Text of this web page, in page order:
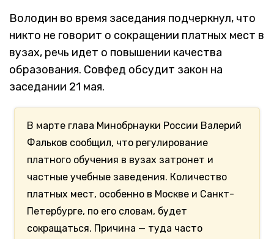
Володин во время заседания подчеркнул, что
никто не говорит о сокращении платных мест в
вузах, речь идет о повышении качества
образования. Совфед обсудит закон на
заседании 21 мая.
В марте глава Минобрнауки России Валерий
Фальков сообщил, что регулирование
платного обучения в вузах затронет и
частные учебные заведения. Количество
платных мест, особенно в Москве и Санкт-
Петербурге, по его словам, будет
сокращаться. Причина — туда часто